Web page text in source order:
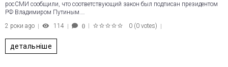
росСМИ сообщили, что соответствующий закон был подписан президентом
РФ Владимиром Путиным.…
2 роки ago
114 0 0 (0 votes)
детальніше